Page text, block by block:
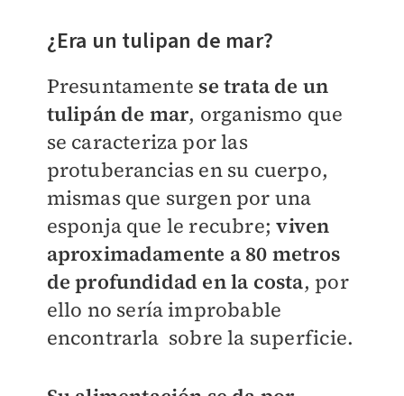
¿Era un tulipan de mar?
Presuntamente se trata de un
tulipán de mar, organismo que
se caracteriza por las
protuberancias en su cuerpo,
mismas que surgen por una
esponja que le recubre;viven
aproximadamente a 80 metros
de profundidad en la costa, por
ello no sería improbable
encontrarla sobre la superficie.